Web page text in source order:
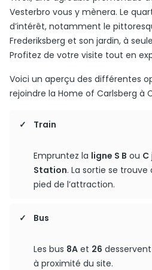
Vesterbro vous y mènera. Le
d’intérêt, notamment le
Frederiksberg et son jardin, à
Profitez de votre visite tout en
Voici un aperçu des différentes
rejoindre la Home of Carlsberg à
Train
Empruntez la ligne S B ou C
Station. La sortie se
pied de l’attraction.
Bus
Les bus 8A et 26 desservent
à proximité du site.